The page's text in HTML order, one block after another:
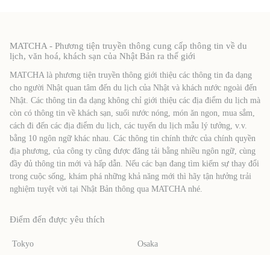
MATCHA - Phương tiện truyền thông cung cấp thông tin về du
lịch, văn hoá, khách sạn của Nhật Bản ra thế giới
MATCHA là phương tiện truyền thông giới thiệu các thông tin đa dạng
cho người Nhật quan tâm đến du lịch của Nhật và khách nước ngoài đến
Nhật. Các thông tin đa dạng không chỉ giới thiệu các địa điểm du lịch mà
còn có thông tin về khách sạn, suối nước nóng, món ăn ngon, mua sắm,
cách đi đến các địa điểm du lịch, các tuyến du lịch mẫu lý tưởng, v.v.
bằng 10 ngôn ngữ khác nhau. Các thông tin chính thức của chính quyền
địa phương, của công ty cũng được đăng tải bằng nhiều ngôn ngữ, cùng
đầy đủ thông tin mới và hấp dẫn. Nếu các bạn đang tìm kiếm sự thay đổi
trong cuộc sống, khám phá những khả năng mới thì hãy tận hưởng trải
nghiệm tuyệt vời tại Nhật Bản thông qua MATCHA nhé.
Điểm đến được yêu thích
Tokyo Osaka